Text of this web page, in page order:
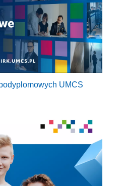
UMCS